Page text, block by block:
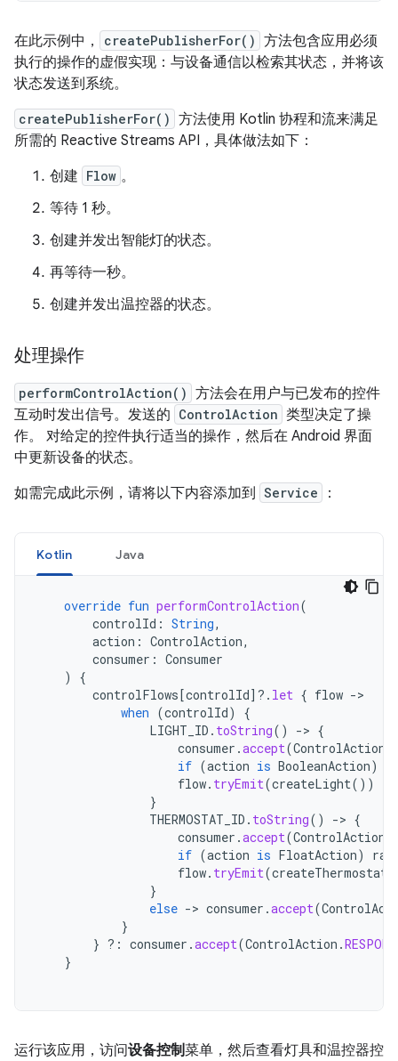
在此示例中， createPublisherFor() 方法包含应用必须
执行的操作的虚假实现：与设备通信以检索其状态，并将该
状态发送到系统。
createPublisherFor() 方法使用 Kotlin 协程和流来满足
所需的 Reactive Streams API，具体做法如下：
创建 Flow 。
等待 1 秒。
创建并发出智能灯的状态。
再等待一秒。
创建并发出温控器的状态。
处理操作
performControlAction() 方法会在用户与已发布的控件
互动时发出信号。发送的 ControlAction 类型决定了操
作。 对给定的控件执行适当的操作，然后在 Android 界面
中更新设备的状态。
如需完成此示例，请将以下内容添加到 Service ：
Kotlin Java
override fun performControlAction(
controlId : String,
action : ControlAction,
consumer : Consumer
)
{
controlFlows[controlId]?. let { flow ->
when (controlId)
{
LIGHT_ID . toString() -> {
consumer .accept(ControlAction
if (action is BooleanAction)
flow. tryEmit(createLight())
}
THERMOSTAT_ID . toString() -> {
consumer .accept(ControlAction
if (action is FloatAction)
flow. tryEmit(createThermostat
}
else -> consumer .accept(
}
} ?: consumer .accept(ControlAction .
}
运行该应用，访问设备控制菜单，然后查看灯具和温控器控